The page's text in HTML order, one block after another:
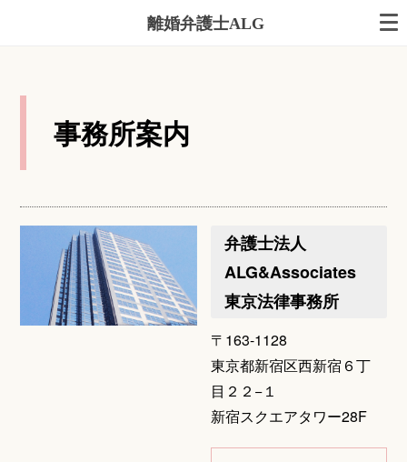
離婚弁護士ALG
事務所案内
弁護士法人
ALG&Associates
東京法律事務所
〒163-1128
東京都新宿区西新宿６丁
目２２−１
新宿スクエアタワー28F